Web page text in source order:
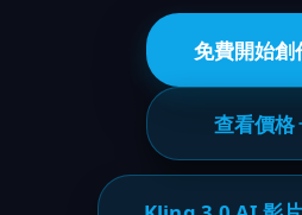
免費開始創
查看價格